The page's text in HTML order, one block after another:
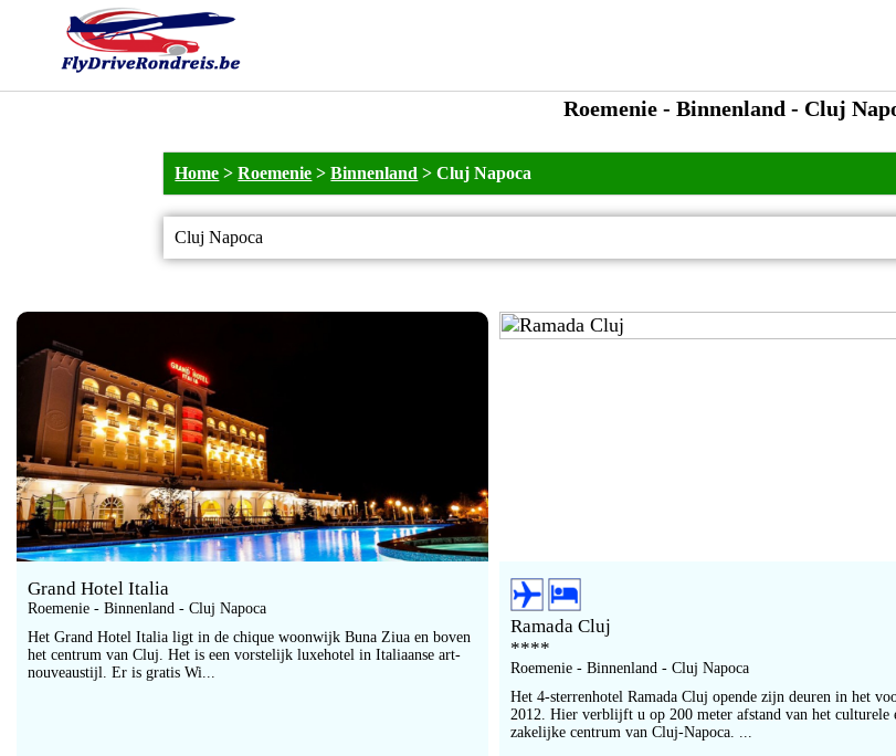
Roemenie - Binnenland - Cluj
Home >Roemenie >Binnenland >Cluj Napoca
Cluj Napoca
Grand Hotel Italia
Roemenie - Binnenland - Cluj Napoca
Het Grand Hotel Italia ligt in de chique woonwijk Buna Ziua en boven
het centrum van Cluj. Het is een vorstelijk luxehotel in Italiaanse art-
nouveaustijl. Er is gratis Wi...
Ramada Cluj
****
Roemenie - Binnenland - Cluj Napoca
Het 4-sterrenhotel Ramada Cluj opende zijn deuren in het
2012. Hier verblijft u op 200 meter afstand van het culturele
zakelijke centrum van Cluj-Napoca. ...